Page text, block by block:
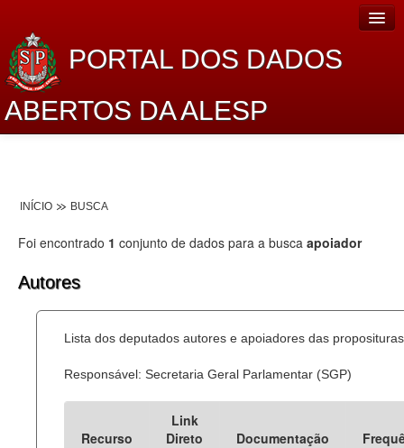
PORTAL DOS DADOS
ABERTOS DA ALESP
Lei de Acesso à Informação
Dados Governamentais Abertos
Processo Legislativo
Deputados Estaduais
INÍCIO BUSCA
Foi encontrado 1 conjunto de dados para a busca apoiador
Autores
Lista dos deputados autores e apoiadores das
Responsável: Secretaria Geral Parlamentar (SGP)
Recurso
Link
Direto
Documentação